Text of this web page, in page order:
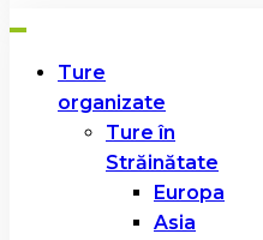
Ture
organizate
Ture în
Străinătate
Europa
Asia